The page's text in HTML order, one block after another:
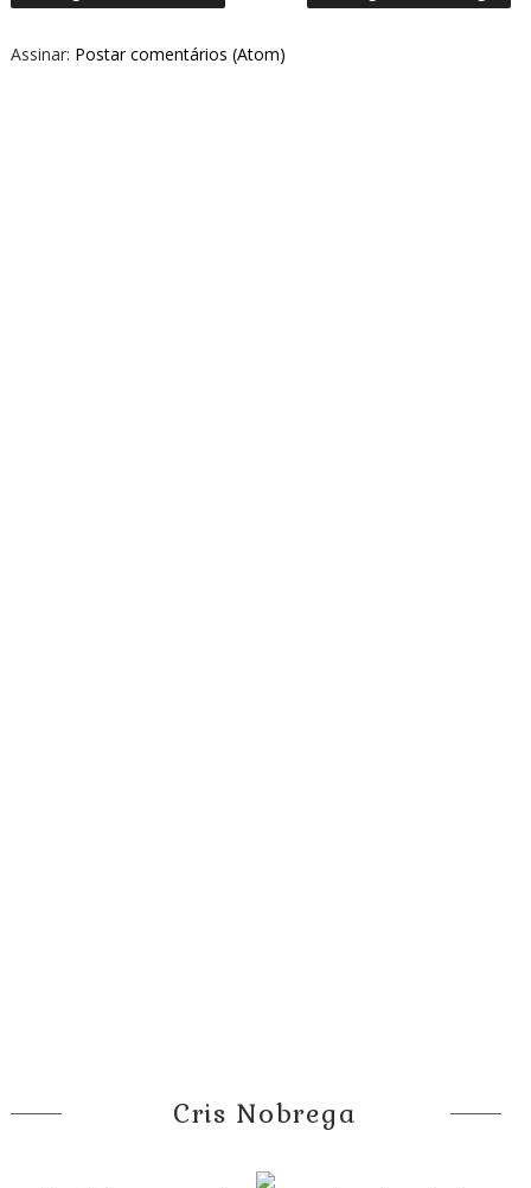
Assinar: Postar comentários (Atom)
Cris Nobrega